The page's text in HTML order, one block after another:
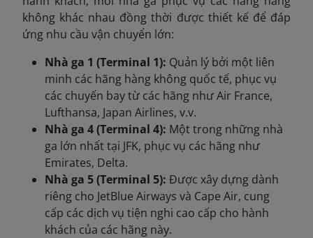
không khác nhau đồng thời được thiết kế để đáp
ứng nhu cầu vận chuyển lớn:
Nhà ga 1 (Terminal 1): Quản lý bởi một liên
minh các hãng hàng không quốc tế, phục vụ
các chuyến bay từ các hãng như Air France,
Lufthansa, Japan Airlines, v.v.
Nhà ga 4 (Terminal 4): Một trong những nhà
ga lớn nhất tại JFK, phục vụ các hãng như
Emirates, Delta.
Nhà ga 5 (Terminal 5): Được xây dựng dành
riêng cho JetBlue Airways và Cape Air, cung
cấp các dịch vụ tiện nghi cao cấp cho hành
khách của các hãng này.